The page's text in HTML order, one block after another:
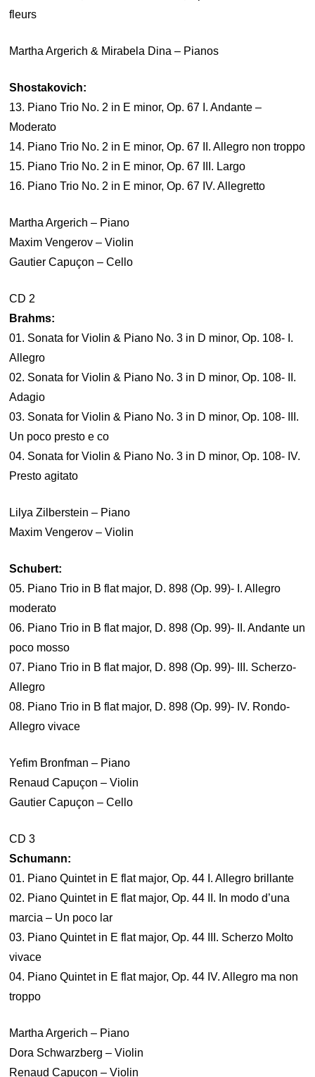
fleurs
Martha Argerich & Mirabela Dina – Pianos
Shostakovich:
13. Piano Trio No. 2 in E minor, Op. 67 I. Andante –
Moderato
14. Piano Trio No. 2 in E minor, Op. 67 II. Allegro non troppo
15. Piano Trio No. 2 in E minor, Op. 67 III. Largo
16. Piano Trio No. 2 in E minor, Op. 67 IV. Allegretto
Martha Argerich – Piano
Maxim Vengerov – Violin
Gautier Capuçon – Cello
CD 2
Brahms:
01. Sonata for Violin & Piano No. 3 in D minor, Op. 108- I.
Allegro
02. Sonata for Violin & Piano No. 3 in D minor, Op. 108- II.
Adagio
03. Sonata for Violin & Piano No. 3 in D minor, Op. 108- III.
Un poco presto e co
04. Sonata for Violin & Piano No. 3 in D minor, Op. 108- IV.
Presto agitato
Lilya Zilberstein – Piano
Maxim Vengerov – Violin
Schubert:
05. Piano Trio in B flat major, D. 898 (Op. 99)- I. Allegro
moderato
06. Piano Trio in B flat major, D. 898 (Op. 99)- II. Andante un
poco mosso
07. Piano Trio in B flat major, D. 898 (Op. 99)- III. Scherzo-
Allegro
08. Piano Trio in B flat major, D. 898 (Op. 99)- IV. Rondo-
Allegro vivace
Yefim Bronfman – Piano
Renaud Capuçon – Violin
Gautier Capuçon – Cello
CD 3
Schumann:
01. Piano Quintet in E flat major, Op. 44 I. Allegro brillante
02. Piano Quintet in E flat major, Op. 44 II. In modo d’una
marcia – Un poco lar
03. Piano Quintet in E flat major, Op. 44 III. Scherzo Molto
vivace
04. Piano Quintet in E flat major, Op. 44 IV. Allegro ma non
troppo
Martha Argerich – Piano
Dora Schwarzberg – Violin
Renaud Capuçon – Violin